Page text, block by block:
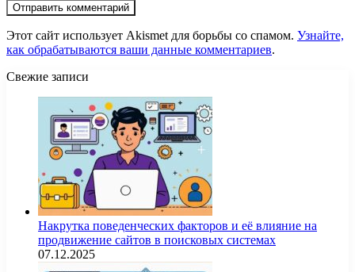
Этот сайт использует Akismet для борьбы со спамом. Узнайте,
как обрабатываются ваши данные комментариев.
Свежие записи
Накрутка поведенческих факторов и её влияние на
продвижение сайтов в поисковых системах
07.12.2025